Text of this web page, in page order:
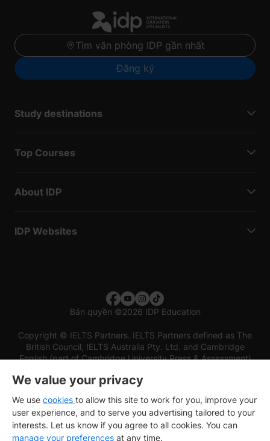
Tìm văn phòng IDP gần nhất
Đăng ký
Study destinations
Top Courses
About IDP
IDP Websites
Bản quyền ©2026 IDP Education
Copyright © IELTS Partners. IELTS Partners defined as The
British Council, IELTS Australia Pty. Ltd. and Cambridge
English (part of Cambridge University Press & Assessment)
Các nhà đầu tư
Điều khoản sử dụng
We value your privacy
We use cookies to allow this site to work for you, improve your
user experience, and to serve you advertising tailored to your
interests. Let us know if you agree to all cookies. You can
manage your preferences at any time.